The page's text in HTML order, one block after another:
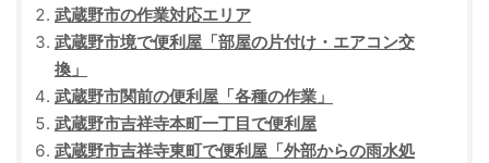
武蔵野市の作業対応エリア
武蔵野市境で便利屋「部屋の片付け・エアコン交
換」
武蔵野市関前の便利屋「各種の作業」
武蔵野市吉祥寺本町一丁目で便利屋
武蔵野市吉祥寺東町で便利屋「外部からの雨水処